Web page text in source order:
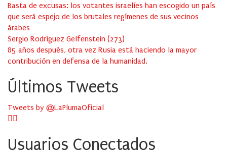
Basta de excusas: los votantes israelíes han escogido un país
que será espejo de los brutales regímenes de sus vecinos
árabes
Sergio Rodríguez Gelfenstein (273)
85 años después, otra vez Rusia está haciendo la mayor
contribución en defensa de la humanidad.
Últimos Tweets
Tweets by @LaPlumaOficial
Usuarios Conectados